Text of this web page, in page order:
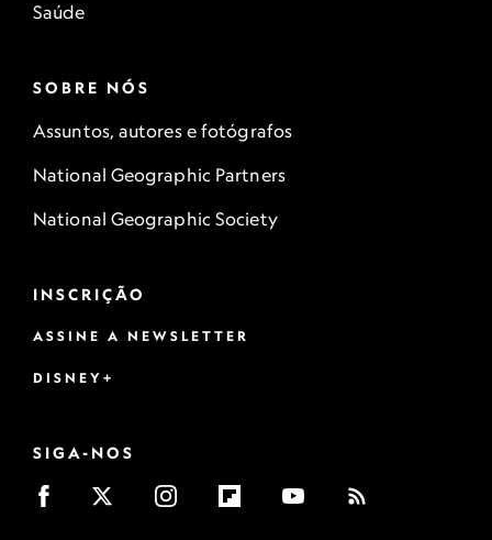
Saúde
SOBRE NÓS
Assuntos, autores e fotógrafos
National Geographic Partners
National Geographic Society
INSCRIÇÃO
ASSINE A NEWSLETTER
DISNEY+
SIGA-NOS